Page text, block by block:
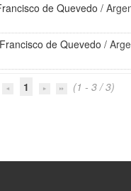
de Quevedo /
Francisco de Quevedo /
1
(1 - 3 / 3)